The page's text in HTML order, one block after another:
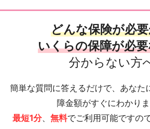
どんな保険が必
いくらの保障が必
分からない方
簡単な質問に答えるだけで、あなた
障金額がすぐにわかりま
最短1分、 無料でご利用可能ですの